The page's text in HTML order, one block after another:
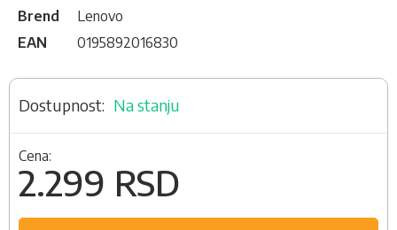
Brend
Lenovo
EAN
0195892016830
Na stanju
Cena:
2.299 RSD